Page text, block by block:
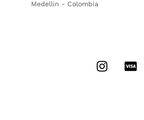
Medellin - Colombia